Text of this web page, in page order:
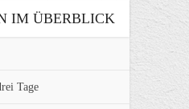
IM ÜBERBLICK
Tage